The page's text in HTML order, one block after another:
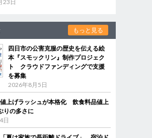
23日
もっと見る
四日市の公害克服の歴史を伝える絵
本『スモックリン』制作プロジェク
ト クラウドファンディングで支援
を募集
2026年8月5日
値上げラッシュが本格化 飲食料品値上
りの多さに
日